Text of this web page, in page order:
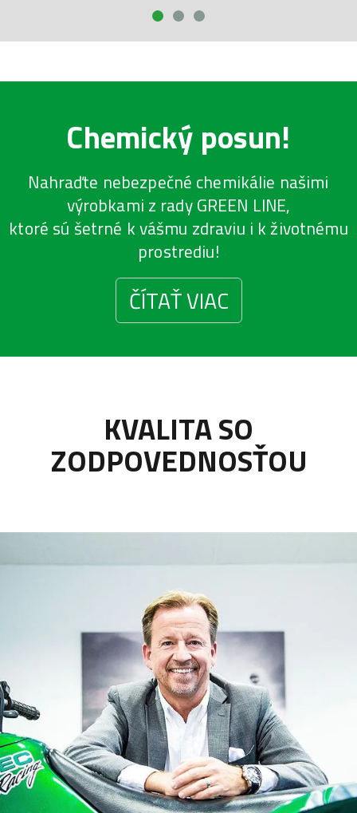
Chemický posun!
Nahraďte nebezpečné chemikálie našimi
výrobkami z rady GREEN LINE,
ktoré sú šetrné k vášmu zdraviu i k životnému
prostrediu!
ČÍTAŤ VIAC
KVALITA SO
ZODPOVEDNOSŤOU